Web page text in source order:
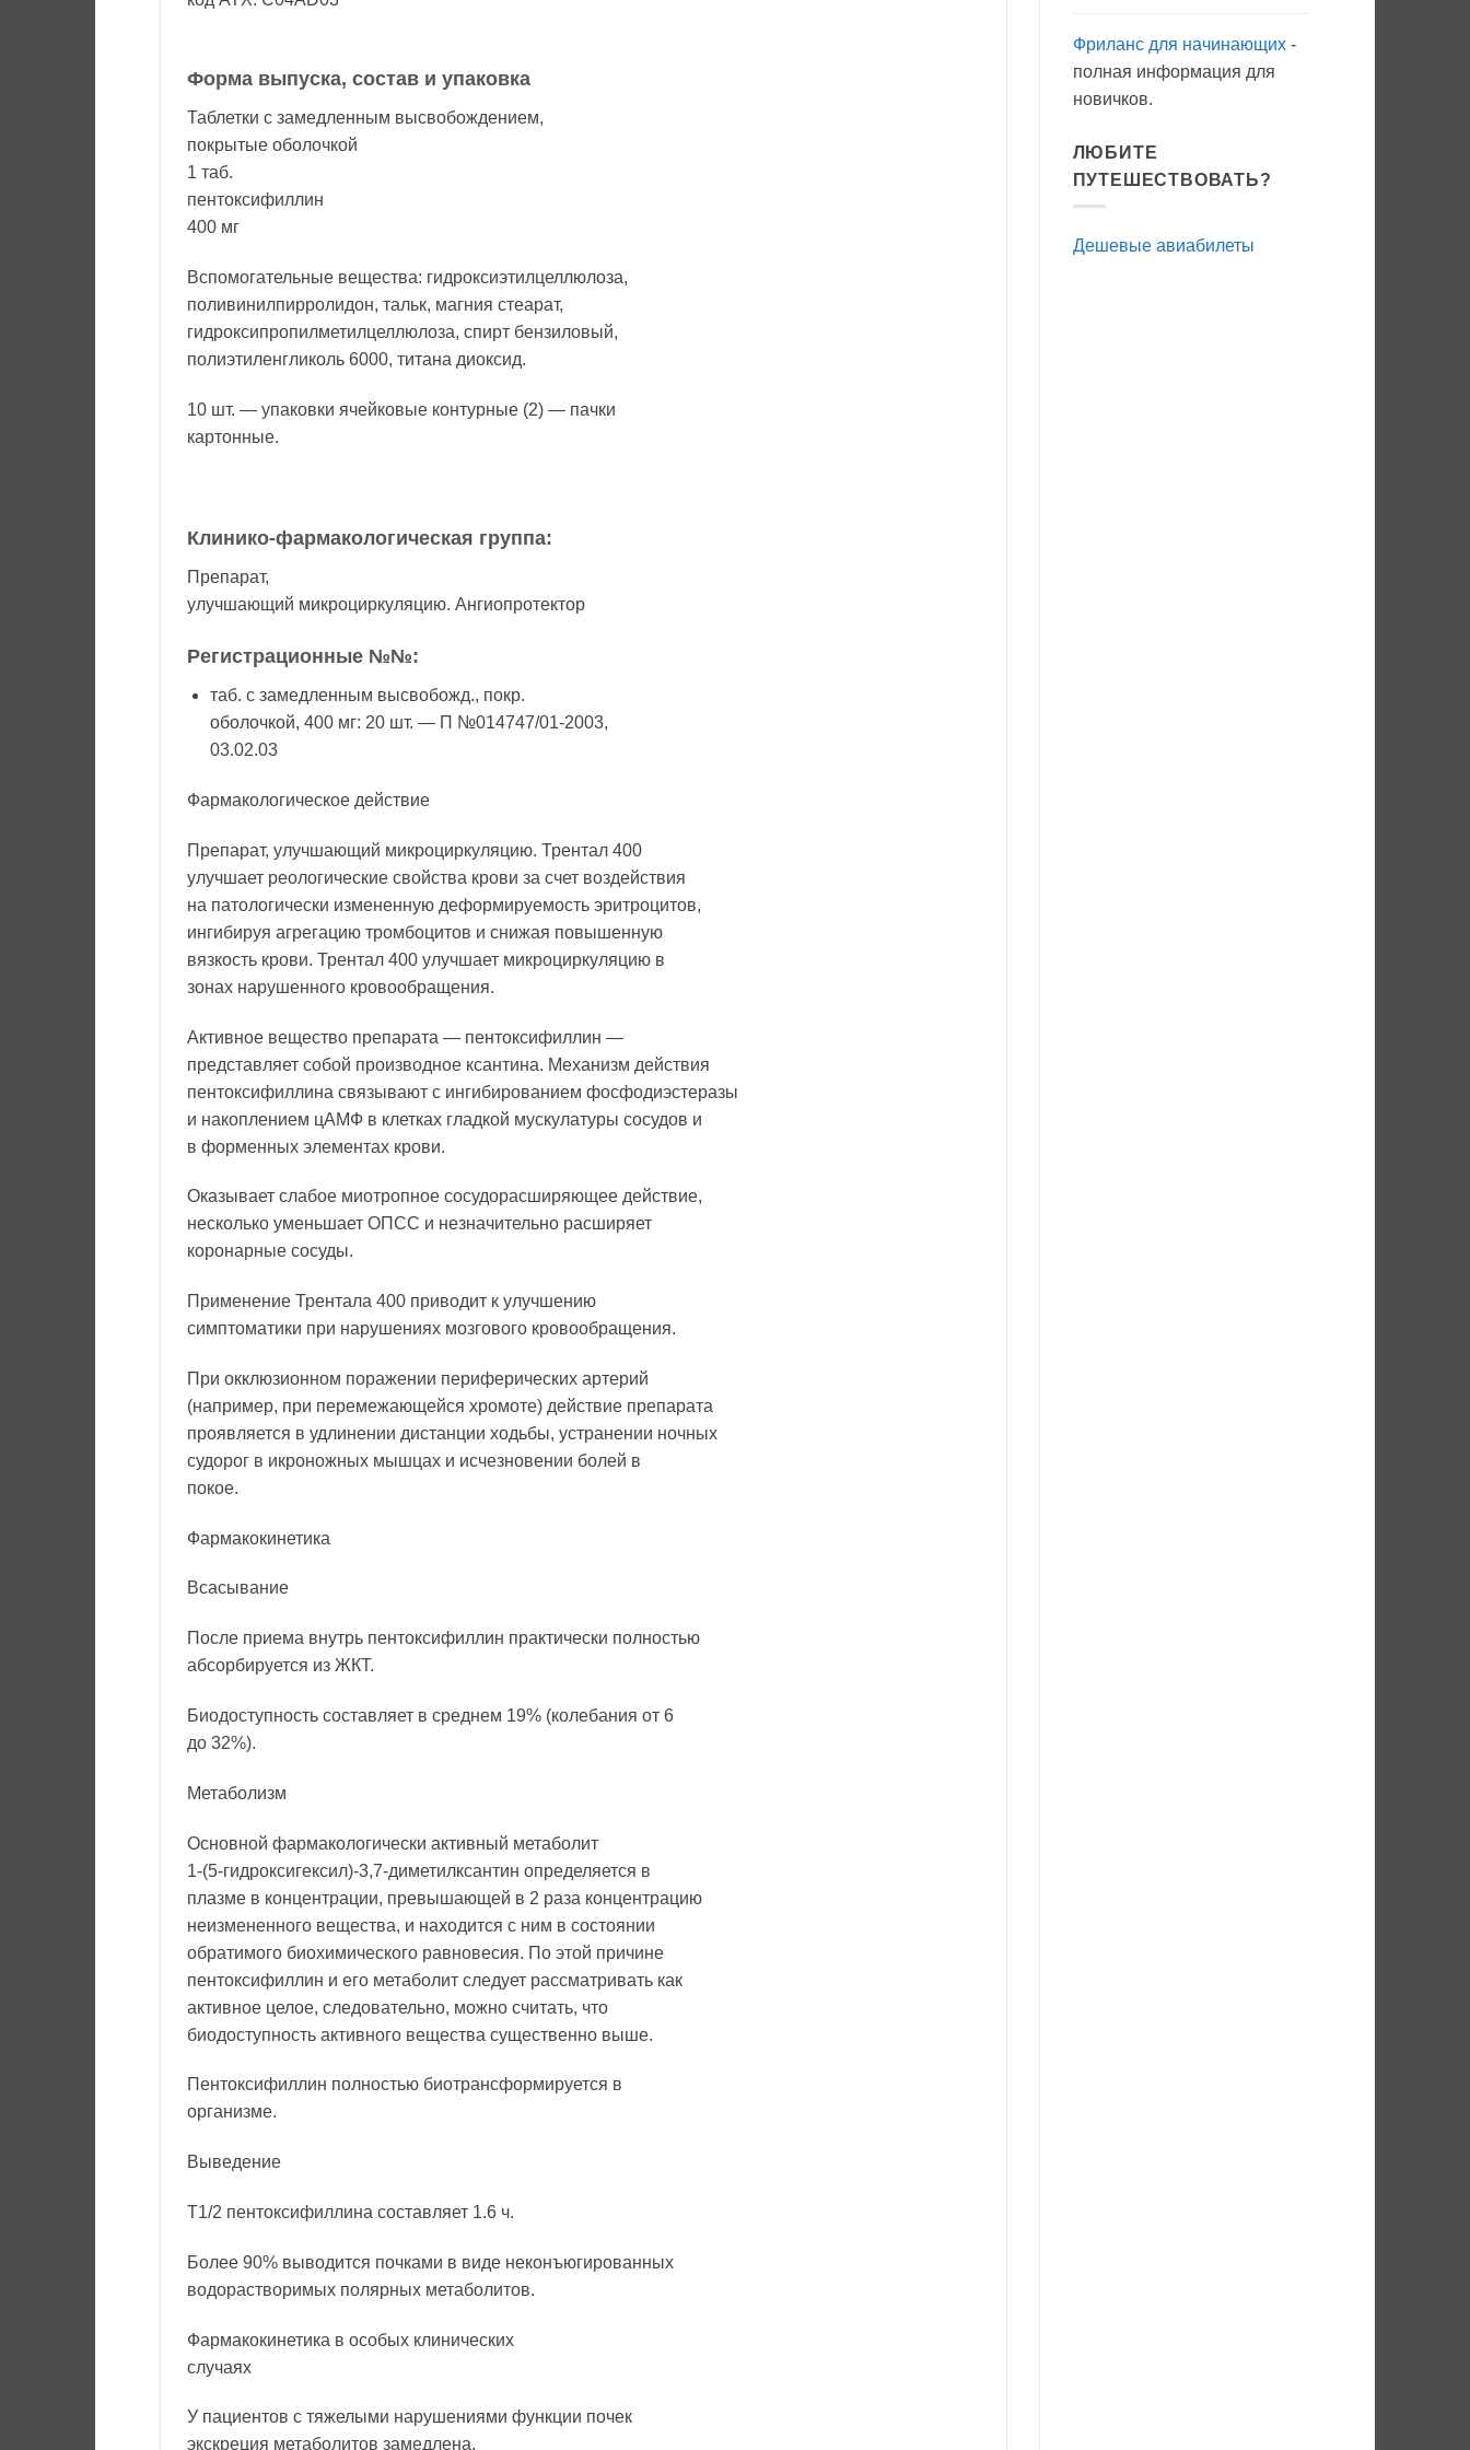
Форма выпуска, состав и упаковка
Таблетки с замедленным высвобождением,
покрытые оболочкой
1 таб.
пентоксифиллин
400 мг
Вспомогательные вещества: гидроксиэтилцеллюлоза,
поливинилпирролидон, тальк, магния стеарат,
гидроксипропилметилцеллюлоза, спирт бензиловый,
полиэтиленгликоль 6000, титана диоксид.
10 шт. — упаковки ячейковые контурные (2) — пачки
картонные.
Клинико-фармакологическая группа:
Препарат,
улучшающий микроциркуляцию. Ангиопротектор
Регистрационные №№:
таб. с замедленным высвобожд., покр.
оболочкой, 400 мг: 20 шт. — П №014747/01-2003,
03.02.03
Фармакологическое действие
Препарат, улучшающий микроциркуляцию. Трентал 400
улучшает реологические свойства крови за счет воздействия
на патологически измененную деформируемость эритроцитов,
ингибируя агрегацию тромбоцитов и снижая повышенную
вязкость крови. Трентал 400 улучшает микроциркуляцию в
зонах нарушенного кровообращения.
Активное вещество препарата — пентоксифиллин —
представляет собой производное ксантина. Механизм действия
пентоксифиллина связывают с ингибированием фосфодиэстеразы
и накоплением цАМФ в клетках гладкой мускулатуры сосудов и
в форменных элементах крови.
Оказывает слабое миотропное сосудорасширяющее действие,
несколько уменьшает ОПСС и незначительно расширяет
коронарные сосуды.
Применение Трентала 400 приводит к улучшению
симптоматики при нарушениях мозгового кровообращения.
При окклюзионном поражении периферических артерий
(например, при перемежающейся хромоте) действие препарата
проявляется в удлинении дистанции ходьбы, устранении ночных
судорог в икроножных мышцах и исчезновении болей в
покое.
Фармакокинетика
Всасывание
После приема внутрь пентоксифиллин практически полностью
абсорбируется из ЖКТ.
Биодоступность составляет в среднем 19% (колебания от 6
до 32%).
Метаболизм
Основной фармакологически активный метаболит
1-(5-гидроксигексил)-3,7-диметилксантин определяется в
плазме в концентрации, превышающей в 2 раза концентрацию
неизмененного вещества, и находится с ним в состоянии
обратимого биохимического равновесия. По этой причине
пентоксифиллин и его метаболит следует рассматривать как
активное целое, следовательно, можно считать, что
биодоступность активного вещества существенно выше.
Пентоксифиллин полностью биотрансформируется в
организме.
Выведение
T1/2 пентоксифиллина составляет 1.6 ч.
Более 90% выводится почками в виде неконъюгированных
водорастворимых полярных метаболитов.
Фармакокинетика в особых клинических
случаях
У пациентов с тяжелыми нарушениями функции почек
экскреция метаболитов замедлена.
Фриланс для начинающих-
полная информация для
новичков.
ЛЮБИТЕ
ПУТЕШЕСТВОВАТЬ?
Дешевые авиабилеты